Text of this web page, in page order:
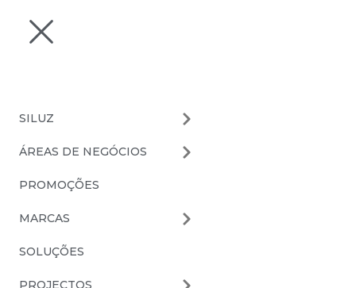
SILUZ
ÁREAS DE NEGÓCIOS
PROMOÇÕES
MARCAS
SOLUÇÕES
PROJECTOS